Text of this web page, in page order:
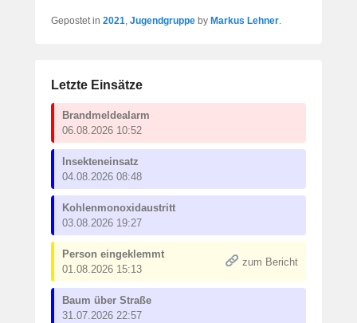
Gepostet in 2021, Jugendgruppe by Markus Lehner.
Letzte Einsätze
Brandmeldealarm
06.08.2026 10:52
Insekteneinsatz
04.08.2026 08:48
Kohlenmonoxidaustritt
03.08.2026 19:27
Person eingeklemmt
01.08.2026 15:13
zum Bericht
Baum über Straße
31.07.2026 22:57